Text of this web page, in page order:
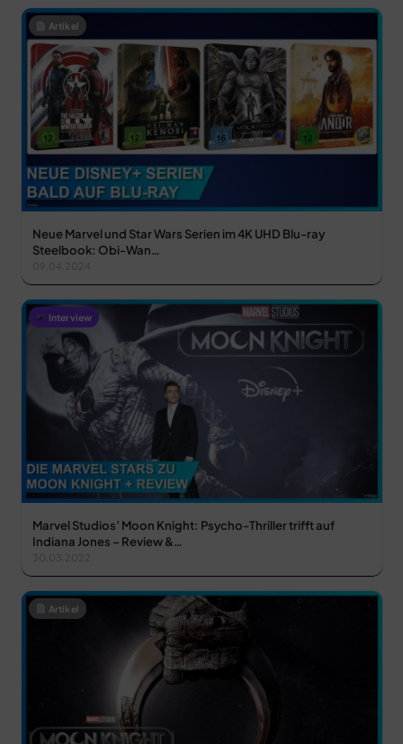
Artikel
Neue Marvel und Star Wars Serien im 4K UHD Blu-ray
Steelbook: Obi-Wan…
09.04.2024
Interview
Marvel Studios’ Moon Knight: Psycho-Thriller trifft auf
Indiana Jones – Review &…
Artikel